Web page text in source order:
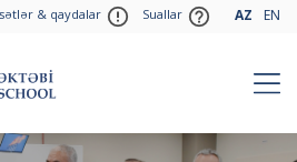
& qaydalar Suallar AZ EN